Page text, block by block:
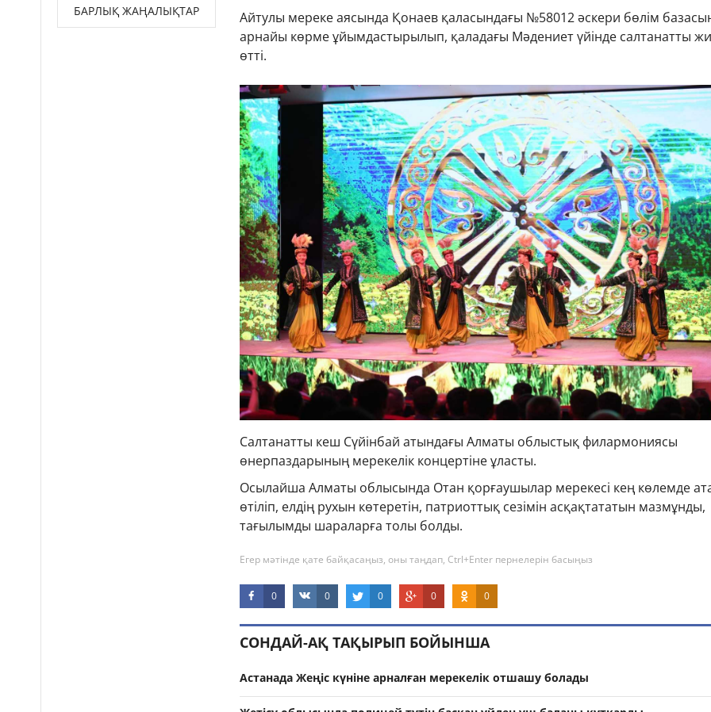
БАРЛЫҚ ЖАҢАЛЫҚТАР
Айтулы мереке аясында Қонаев қаласындағы №58012 әскери бөлім
арнайы көрме ұйымдастырылып, қаладағы Мәдениет үйінде салтанатты
өтті.
Салтанатты кеш Сүйінбай атындағы Алматы облыстық филармониясы
өнерпаздарының мерекелік концертіне ұласты.
Осылайша Алматы облысында Отан қорғаушылар мерекесі кең көлемде
өтіліп, елдің рухын көтеретін, патриоттық сезімін асқақтататын мазмұнды,
тағылымды шараларға толы болды.
Егер мәтінде қате байқасаңыз, оны таңдап, Ctrl+Enter пернелерін басыңыз
0 0 0 0 0
СОНДАЙ-АҚ ТАҚЫРЫП БОЙЫНША
Астанада Жеңіс күніне арналған мерекелік отшашу болады